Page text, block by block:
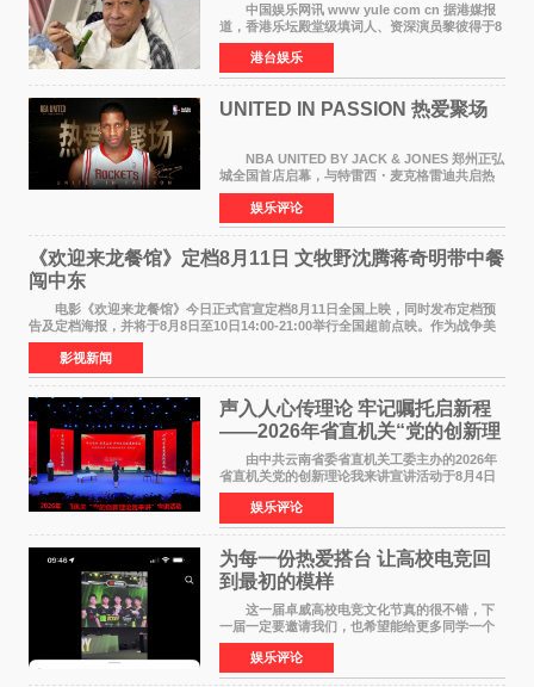
中国娱乐网讯 www yule com cn 据港媒报
道，香港乐坛殿堂级填词人、资深演员黎彼得于8
月5日上午因病离世，终年76岁。好友钟志光透
露，黎彼得今年3月中风后便卧床休养，身体机能
持续衰退，最
港台娱乐
UNITED IN PASSION 热爱聚场
NBA UNITED BY JACK & JONES 郑州正弘
城全国首店启幕，与特雷西・麦克格雷迪共启热
爱 2026 年7 月21 日，
NBAUNITEDBYJACK&JONES 全国首店，于郑
州正弘城正式启幕。NBA 传奇球星
娱乐评论
《欢迎来龙餐馆》定档8月11日 文牧野沈腾蒋奇明带中餐
闯中东
电影《欢迎来龙餐馆》今日正式官宣定档8月11日全国上映，同时发布定档预
告及定档海报，并将于8月8日至10日14:00-21:00举行全国超前点映。作为战争美
食大片，影片讲述的是中国厨师徐福（沈腾
影视新闻
声入人心传理论 牢记嘱托启新程
——2026年省直机关“党的创新理
论我来讲”宣讲活动圆满落幕
由中共云南省委省直机关工委主办的2026年
省直机关党的创新理论我来讲宣讲活动于8月4日
至5日在昆明举办。活动以 "牢记嘱托 感恩奋进
开创云南发展新局面 "为主题，坚持以新时代中国
特色社会主义
娱乐评论
为每一份热爱搭台 让高校电竞回
到最初的模样
这一届卓威高校电竞文化节真的很不错，下
一届一定要邀请我们，也希望能给更多同学一个
来到现场的机会。 2026卓威高校电竞文化节
已经落下帷幕，在活动结束后，仍有不少高校电
竞社负责人和现
娱乐评论